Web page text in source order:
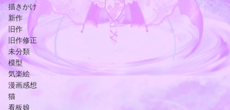
描きかけ
新作
旧作
旧作修正
未分類
模型
気楽絵
漫画感想
猫
看板娘